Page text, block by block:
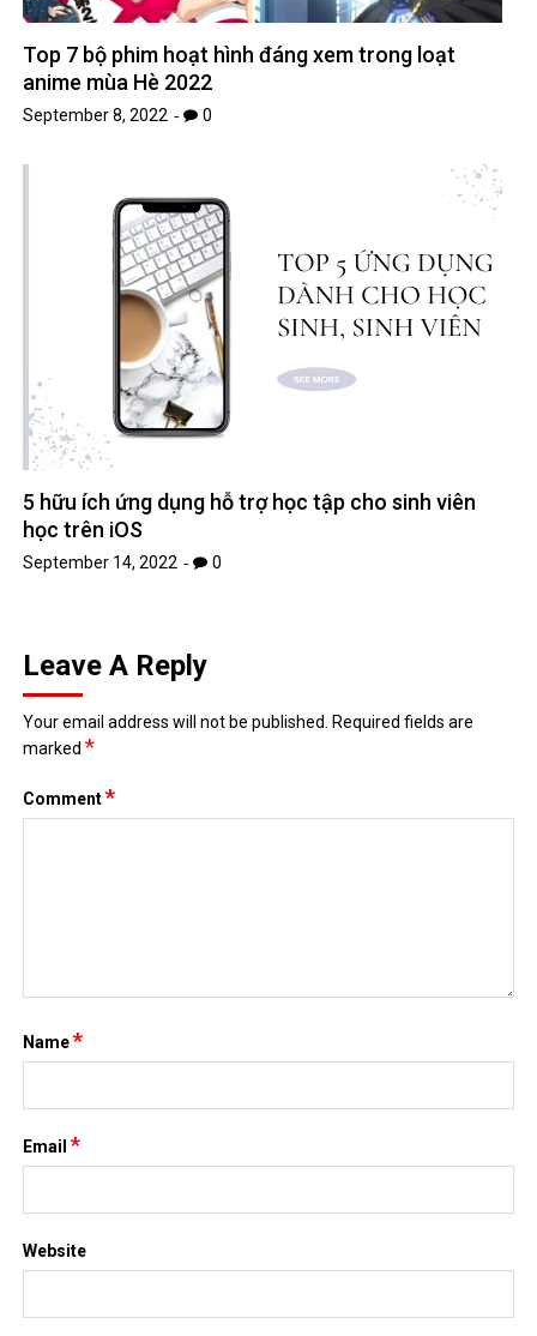
Top 7 bộ phim hoạt hình đáng xem trong loạt
anime mùa Hè 2022
September 8, 2022 0
5 hữu ích ứng dụng hỗ trợ học tập cho sinh viên
học trên iOS
September 14, 2022 0
Leave A Reply
Your email address will not be published. Required fields are
marked*
Comment*
Name*
Email*
Website